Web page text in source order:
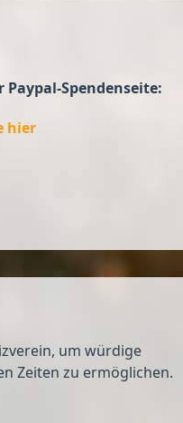
Spendenseite:
hier
um würdige
Zeiten zu ermöglichen.